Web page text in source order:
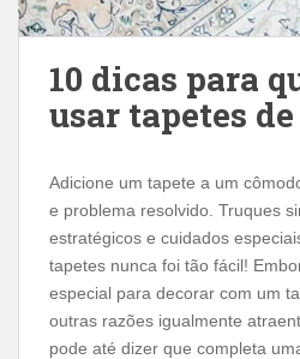
10 dicas para
usar tapetes
Adicione um tapete a um
e problema resolvido. Truques
estratégicos e cuidados
tapetes nunca foi tão fácil!
especial para decorar com um
outras razões igualmente
pode até dizer que completa